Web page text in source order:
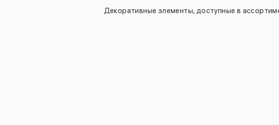
Декоративные элементы, доступные в